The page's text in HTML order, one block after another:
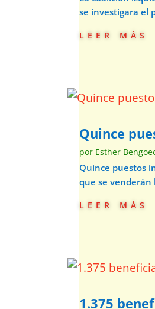
se investigara el
leer más
Quince
por Esther
Quince puestos
que se venderán
leer más
1.375